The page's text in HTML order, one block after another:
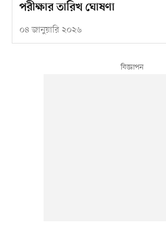
পরীক্ষার তারিখ ঘোষণা
০৪ জানুয়ারি ২০২৬